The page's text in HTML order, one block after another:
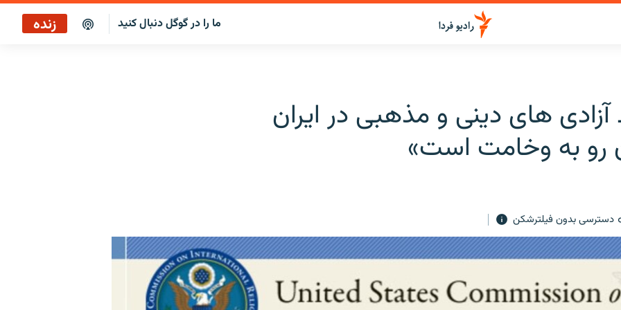
ما را در گوگل دنبال کنید زنده
های دينی و مذهبی در ايران
رو به وخامت است»
دسترسی بدون فیلترشکن